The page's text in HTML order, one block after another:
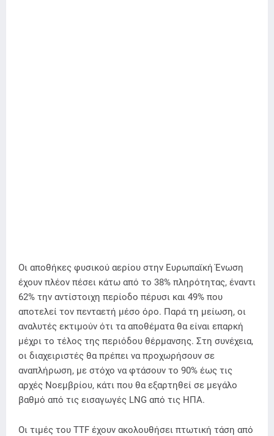
Οι αποθήκες φυσικού αερίου στην Ευρωπαϊκή Ένωση
έχουν πλέον πέσει κάτω από το 38% πληρότητας, έναντι
62% την αντίστοιχη περίοδο πέρυσι και 49% που
αποτελεί τον πενταετή μέσο όρο. Παρά τη μείωση, οι
αναλυτές εκτιμούν ότι τα αποθέματα θα είναι επαρκή
μέχρι το τέλος της περιόδου θέρμανσης. Στη συνέχεια,
οι διαχειριστές θα πρέπει να προχωρήσουν σε
αναπλήρωση, με στόχο να φτάσουν το 90% έως τις
αρχές Νοεμβρίου, κάτι που θα εξαρτηθεί σε μεγάλο
βαθμό από τις εισαγωγές LNG από τις ΗΠΑ.
Οι τιμές του TTF έχουν ακολουθήσει πτωτική τάση από